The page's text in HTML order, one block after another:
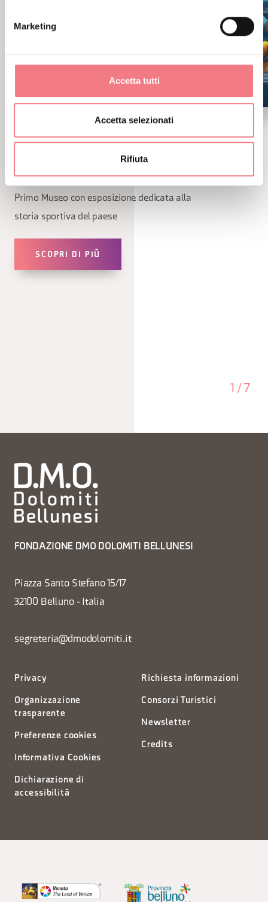
Marketing
Accetta tutti
Accetta selezionati
Rifiuta
"Cortina Storie di Sport -
Road to 2026"
9 gennaio 2026 - 1 gennaio 2027 - Cortina
Primo Museo con esposizione dedicata alla
storia sportiva del paese
SCOPRI DI PIÙ
1 / 7
FONDAZIONE DMO DOLOMITI BELLUNESI
Piazza Santo Stefano 15/17
32100 Belluno - Italia
segreteria@dmodolomiti.it
Privacy
Organizzazione
trasparente
Preferenze cookies
Informativa Cookies
Dichiarazione di
accessibilità
Richiesta informazioni
Consorzi Turistici
Newsletter
Credits